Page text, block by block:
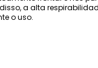
a alta
o uso.